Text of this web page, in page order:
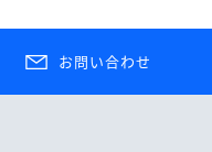
お問い合わせ